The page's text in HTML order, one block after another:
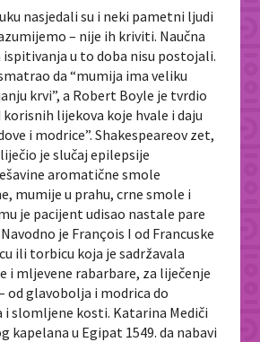
nasjedali su i neki pametni ljudi
– nije ih kriviti. Naučna
u to doba nisu postojali.
da “mumija ima veliku
krvi”, a Robert Boyle je tvrdio
korisnih lijekova koje hvale i daju
i modrice”. Shakespeareov zet,
je slučaj epilepsije
aromatične smole
mumije u prahu, crne smole i
je pacijent udisao nastale pare
je François I od Francuske
ili torbicu koja je sadržavala
i mljevene rabarbare, za liječenje
od glavobolja i modrica do
i slomljene kosti. Katarina Mediči
kapelana u Egipat 1549. da nabavi